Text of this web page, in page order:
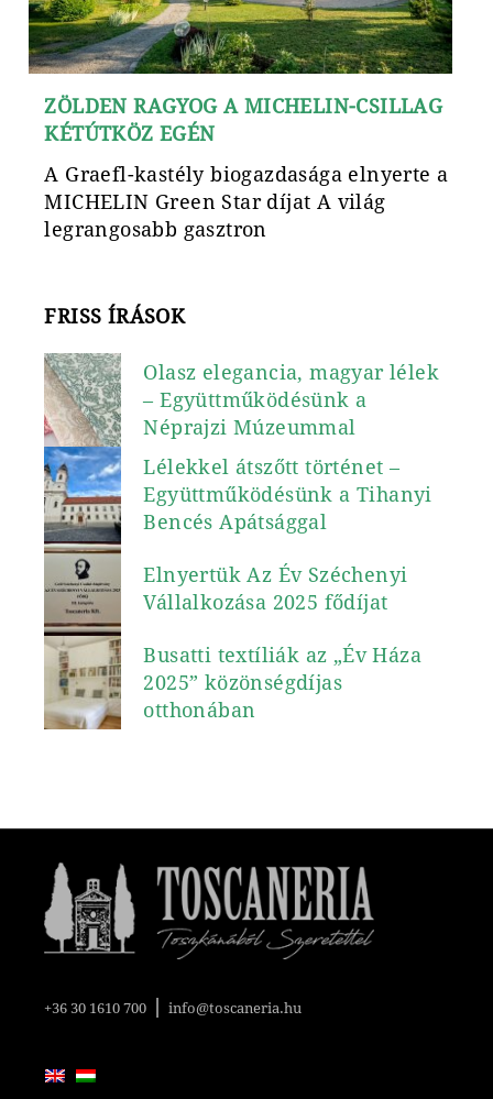
ZÖLDEN RAGYOG A MICHELIN-CSILLAG
KÉTÚTKÖZ EGÉN
A Graefl-kastély biogazdasága elnyerte a
MICHELIN Green Star díjat A világ
legrangosabb gasztron
FRISS ÍRÁSOK
Olasz elegancia, magyar lélek
– Együttműködésünk a
Néprajzi Múzeummal
Lélekkel átszőtt történet –
Együttműködésünk a Tihanyi
Bencés Apátsággal
Elnyertük Az Év Széchenyi
Vállalkozása 2025 fődíjat
Busatti textíliák az „Év Háza
2025” közönségdíjas
otthonában
+36 30 1610 700 |info@toscaneria.hu